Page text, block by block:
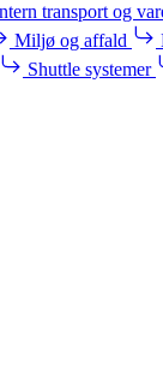
transport og
Miljø og affald
Shuttle systemer